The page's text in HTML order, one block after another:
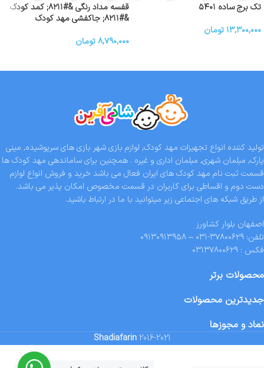
تک برج ساده ۵۴۰۱
۱۳,۳۰۰,۰۰۰ تومان
قفسه مداد رنگی &#۸۲۱۱; کمد کودک
&#۸۲۱۱; جاکفشی مهد کودک
۸,۷۹۰,۰۰۰تومان
تولید کننده انواع تجهیزات مهد کودک, لوازم بازی شهر بازی های سرپوشیده, مینی
پارک, مبلمان شهری, مبلمان اداری و غیره . همچنین برای ساماندهی مهد کودک ها
قسمت ثبت نام مهد کودک های ایران فعال می باشد خرید و فروش انواع لوازم
دست دوم و اقساطی برای کاربران در قسمت مخصوص امکان پذیر می باشد.
از طریق شبکه های اجتماعی زیر میتوانید با ما در ارتباط باشید.
اصفهان بلوار کشاورز
تلفن: ۳۷۸۰۰۶۲۹-۰۳۱ – ۰۹۱۳۰۹۱۳۹۵۸
فکس : ۰۳۱۳۷۸۰۰۶۲۹
محصولات برتر
جدیدترین محصولات
نماد و مجوزها
Shadiafarin 2016-2021